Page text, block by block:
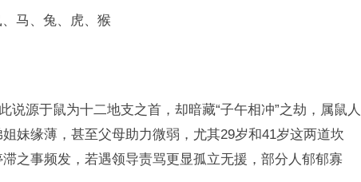
马、兔、虎、猴
说源于鼠为十二地支之首，却暗藏“子午相冲”之劫，属鼠人
妹缘薄，甚至父母助力微弱，尤其29岁和41岁这两道坎
之事频发，若遇领导责骂更显孤立无援，部分人郁郁寡